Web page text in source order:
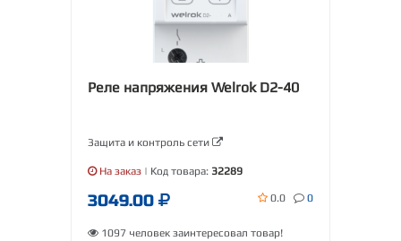
Реле напряжения Welrok D2-40
Защита и контроль сети
На заказ | Код товара: 32289
3049.00 0.0 0
1097 человек заинтересовал товар!